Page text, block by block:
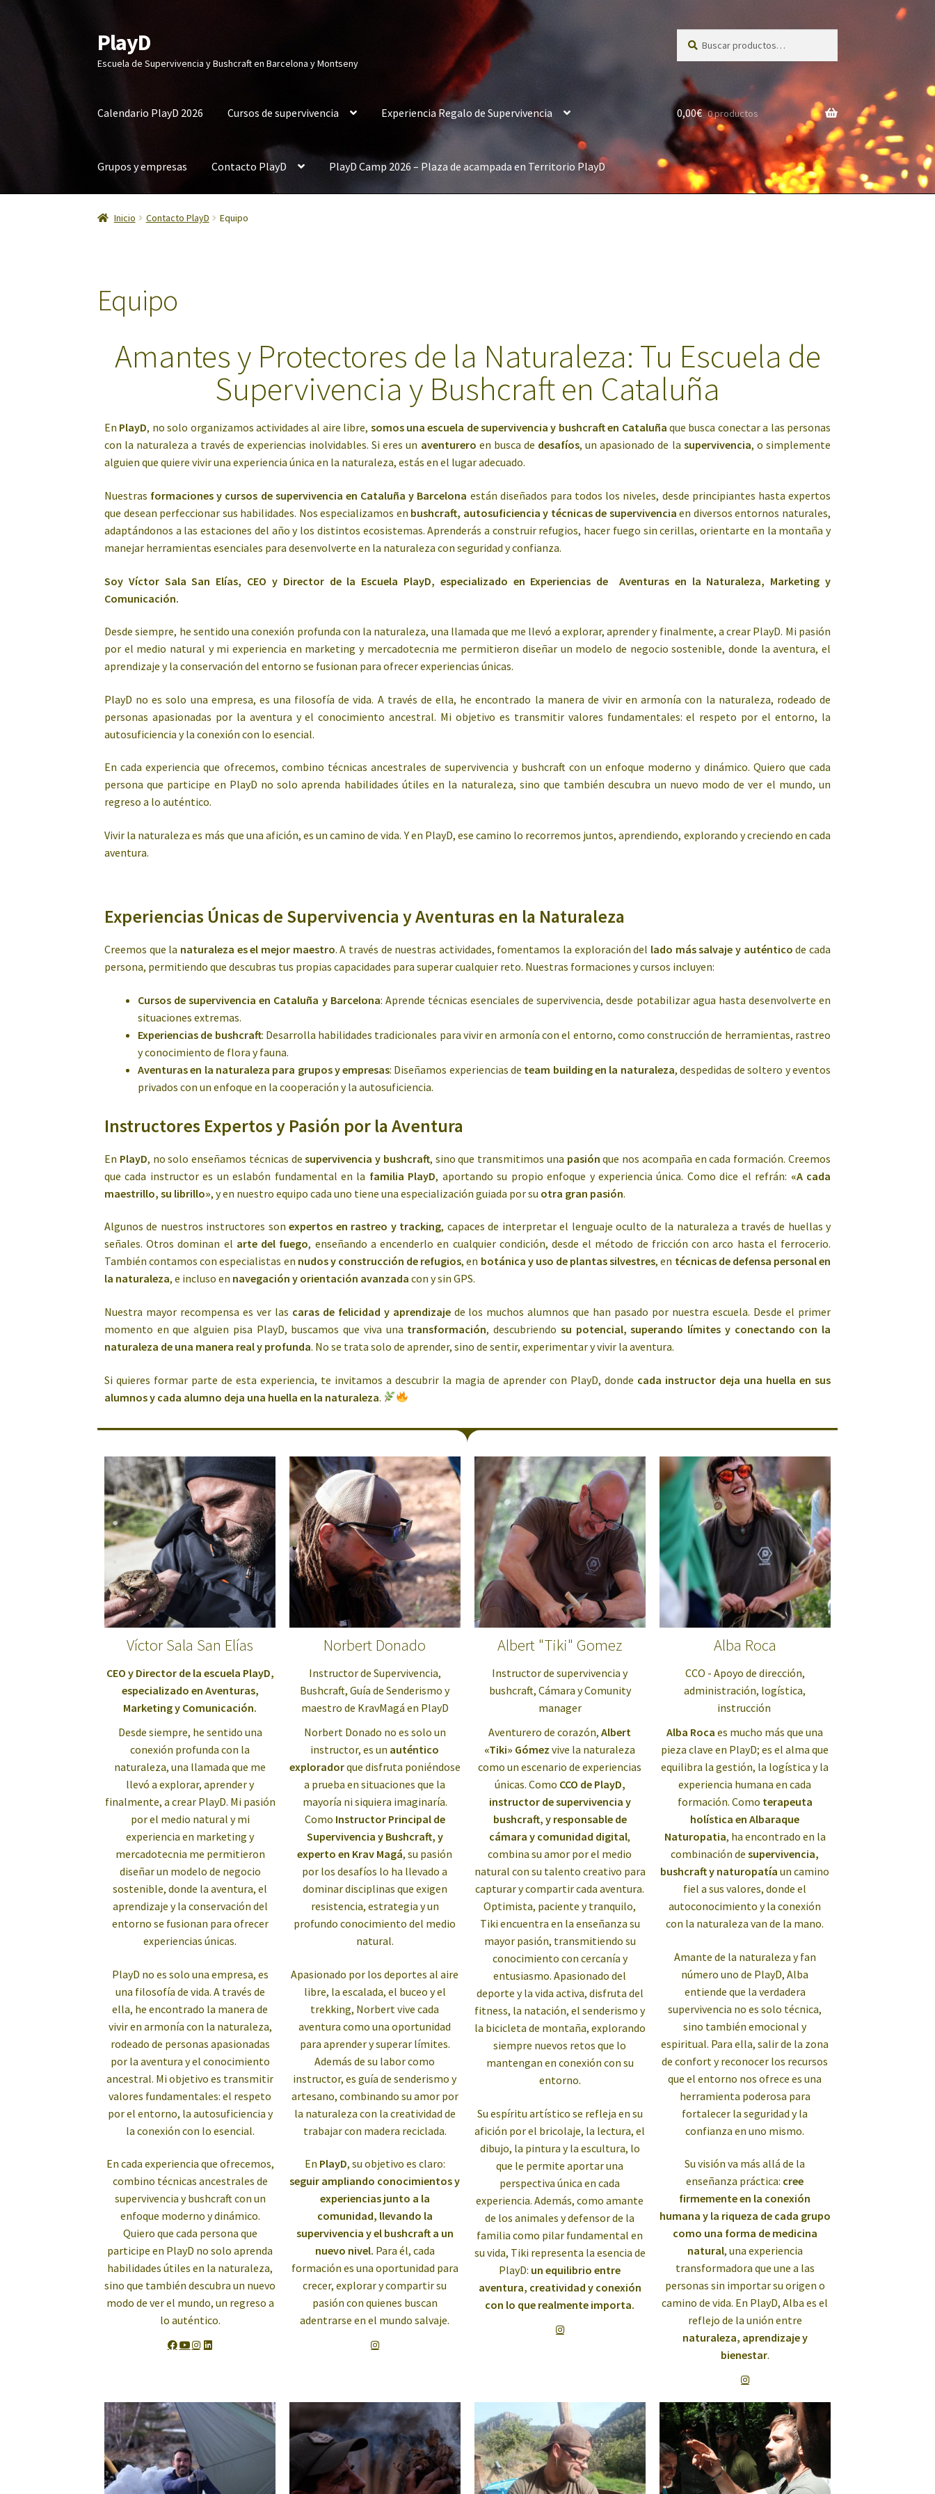
PlayD
Escuela de Supervivencia y Bushcraft en Barcelona y Montseny
Calendario PlayD 2026 Cursos de supervivencia Experiencia Regalo de Supervivencia
Grupos y empresas Contacto PlayD PlayD Camp 2026 – Plaza de acampada en Territorio PlayD
0,00€ 0 productos
Inicio Contacto PlayD Equipo
Equipo
Amantes y Protectores de la Naturaleza: Tu Escuela de
Supervivencia y Bushcraft en Cataluña
En PlayD, no solo organizamos actividades al aire libre, somos una escuela de supervivencia y bushcraft en Cataluña que busca conectar a las personas
con la naturaleza a través de experiencias inolvidables. Si eres un aventurero en busca de desafíos, un apasionado de la supervivencia, o simplemente
alguien que quiere vivir una experiencia única en la naturaleza, estás en el lugar adecuado.
Nuestras formaciones y cursos de supervivencia en Cataluña y Barcelona están diseñados para todos los niveles, desde principiantes hasta expertos
que desean perfeccionar sus habilidades. Nos especializamos en bushcraft, autosuficiencia y técnicas de supervivencia en diversos entornos naturales,
adaptándonos a las estaciones del año y los distintos ecosistemas. Aprenderás a construir refugios, hacer fuego sin cerillas, orientarte en la montaña y
manejar herramientas esenciales para desenvolverte en la naturaleza con seguridad y confianza.
Soy Víctor Sala San Elías, CEO y Director de la Escuela PlayD, especializado en Experiencias de Aventuras en la Naturaleza, Marketing y
Comunicación.
Desde siempre, he sentido una conexión profunda con la naturaleza, una llamada que me llevó a explorar, aprender y finalmente, a crear PlayD. Mi pasión
por el medio natural y mi experiencia en marketing y mercadotecnia me permitieron diseñar un modelo de negocio sostenible, donde la aventura, el
aprendizaje y la conservación del entorno se fusionan para ofrecer experiencias únicas.
PlayD no es solo una empresa, es una filosofía de vida. A través de ella, he encontrado la manera de vivir en armonía con la naturaleza, rodeado de
personas apasionadas por la aventura y el conocimiento ancestral. Mi objetivo es transmitir valores fundamentales: el respeto por el entorno, la
autosuficiencia y la conexión con lo esencial.
En cada experiencia que ofrecemos, combino técnicas ancestrales de supervivencia y bushcraft con un enfoque moderno y dinámico. Quiero que cada
persona que participe en PlayD no solo aprenda habilidades útiles en la naturaleza, sino que también descubra un nuevo modo de ver el mundo, un
regreso a lo auténtico.
Vivir la naturaleza es más que una afición, es un camino de vida. Y en PlayD, ese camino lo recorremos juntos, aprendiendo, explorando y creciendo en cada
aventura.
Experiencias Únicas de Supervivencia y Aventuras en la Naturaleza
Creemos que la naturaleza es el mejor maestro. A través de nuestras actividades, fomentamos la exploración del lado más salvaje y auténtico de cada
persona, permitiendo que descubras tus propias capacidades para superar cualquier reto. Nuestras formaciones y cursos incluyen:
Cursos de supervivencia en Cataluña y Barcelona: Aprende técnicas esenciales de supervivencia, desde potabilizar agua hasta desenvolverte en
situaciones extremas.
Experiencias de bushcraft: Desarrolla habilidades tradicionales para vivir en armonía con el entorno, como construcción de herramientas, rastreo
y conocimiento de flora y fauna.
Aventuras en la naturaleza para grupos y empresas: Diseñamos experiencias de team building en la naturaleza, despedidas de soltero y eventos
privados con un enfoque en la cooperación y la autosuficiencia.
Instructores Expertos y Pasión por la Aventura
En PlayD, no solo enseñamos técnicas desupervivencia y bushcraft, sino que transmitimos una pasión que nos acompaña en cada formación. Creemos
que cada instructor es un eslabón fundamental en la familia PlayD, aportando su propio enfoque y experiencia única. Como dice el refrán: «A cada
maestrillo, su librillo», y en nuestro equipo cada uno tiene una especialización guiada por su otra gran pasión.
Algunos de nuestros instructores sonexpertos en rastreo y tracking, capaces de interpretar el lenguaje oculto de la naturaleza a través de huellas y
señales. Otros dominan el arte del fuego, enseñando a encenderlo en cualquier condición, desde el método de fricción con arco hasta el ferrocerio.
También contamos con especialistas en nudos y construcción de refugios, en botánica y uso de plantas silvestres, en técnicas de defensa personal en
la naturaleza, e incluso en navegación y orientación avanzada con y sin GPS.
Nuestra mayor recompensa es ver las caras de felicidad y aprendizajede los muchos alumnos que han pasado por nuestra escuela. Desde el primer
momento en que alguien pisa PlayD, buscamos que viva una transformación, descubriendo su potencial, superando límites y conectando con la
naturaleza de una manera real y profunda. No se trata solo de aprender, sino de sentir, experimentar y vivir la aventura.
Si quieres formar parte de esta experiencia, te invitamos a descubrir la magia de aprender con PlayD, donde cada instructor deja una huella en sus
alumnos y cada alumno deja una huella en la naturaleza.
Víctor Sala San Elías
CEO y Director de la escuela PlayD,
especializado en Aventuras,
Marketing y Comunicación.
Desde siempre, he sentido una
conexión profunda con la
naturaleza, una llamada que me
llevó a explorar, aprender y
finalmente, a crear PlayD. Mi pasión
por el medio natural y mi
experiencia en marketing y
mercadotecnia me permitieron
diseñar un modelo de negocio
sostenible, donde la aventura, el
aprendizaje y la conservación del
entorno se fusionan para ofrecer
experiencias únicas.
PlayD no es solo una empresa, es
una filosofía de vida. A través de
ella, he encontrado la manera de
vivir en armonía con la naturaleza,
rodeado de personas apasionadas
por la aventura y el conocimiento
ancestral. Mi objetivo es transmitir
valores fundamentales: el respeto
por el entorno, la autosuficiencia y
la conexión con lo esencial.
En cada experiencia que ofrecemos,
combino técnicas ancestrales de
supervivencia y bushcraft con un
enfoque moderno y dinámico.
Quiero que cada persona que
participe en PlayD no solo aprenda
habilidades útiles en la naturaleza,
sino que también descubra un nuevo
modo de ver el mundo, un regreso a
lo auténtico.
Norbert Donado
Instructor de Supervivencia,
Bushcraft, Guía de Senderismo y
maestro de KravMagá en PlayD
Norbert Donado no es solo un
instructor, es un auténtico
exploradorque disfruta poniéndose
a prueba en situaciones que la
mayoría ni siquiera imaginaría.
Como Instructor Principal de
Supervivencia y Bushcraft, y
experto en Krav Magá, su pasión
por los desafíos lo ha llevado a
dominar disciplinas que exigen
resistencia, estrategia y un
profundo conocimiento del medio
natural.
Apasionado por los deportes al aire
libre, la escalada, el buceo y el
trekking, Norbert vive cada
aventura como una oportunidad
para aprender y superar límites.
Además de su labor como
instructor, es guía de senderismo y
artesano, combinando su amor por
la naturaleza con la creatividad de
trabajar con madera reciclada.
En PlayD, su objetivo es claro:
seguir ampliando conocimientos y
experiencias junto a la
comunidad, llevando la
supervivencia y el bushcraft a un
nuevo nivel. Para él, cada
formación es una oportunidad para
crecer, explorar y compartir su
pasión con quienes buscan
adentrarse en el mundo salvaje.
Albert "Tiki" Gomez
Instructor de supervivencia y
bushcraft, Cámara y Comunity
manager
Aventurero de corazón,Albert
«Tiki» Gómez vive la naturaleza
como un escenario de experiencias
únicas. Como CCO de PlayD,
instructor de supervivencia y
bushcraft, y responsable de
cámara y comunidad digital,
combina su amor por el medio
natural con su talento creativo para
capturar y compartir cada aventura.
Optimista, paciente y tranquilo,
Tiki encuentra en la enseñanza su
mayor pasión, transmitiendo su
conocimiento con cercanía y
entusiasmo. Apasionado del
deporte y la vida activa, disfruta del
fitness, la natación, el senderismo y
la bicicleta de montaña, explorando
siempre nuevos retos que lo
mantengan en conexión con su
entorno.
Su espíritu artístico se refleja en su
afición por el bricolaje, la lectura, el
dibujo, la pintura y la escultura, lo
que le permite aportar una
perspectiva única en cada
experiencia. Además, como amante
de los animales y defensor de la
familia como pilar fundamental en
su vida, Tiki representa la esencia de
PlayD: un equilibrio entre
aventura, creatividad y conexión
con lo que realmente importa.
Alba Roca
CCO - Apoyo de dirección,
administración, logística,
instrucción
Alba Roca es mucho más que una
pieza clave en PlayD; es el alma que
equilibra la gestión, la logística y la
experiencia humana en cada
formación. Como terapeuta
holística en Albaraque
Naturopatia, ha encontrado en la
combinación desupervivencia,
bushcraft y naturopatía un camino
fiel a sus valores, donde el
autoconocimiento y la conexión
con la naturaleza van de la mano.
Amante de la naturaleza y fan
número uno de PlayD, Alba
entiende que la verdadera
supervivencia no es solo técnica,
sino también emocional y
espiritual. Para ella, salir de la zona
de confort y reconocer los recursos
que el entorno nos ofrece es una
herramienta poderosa para
fortalecer la seguridad y la
confianza en uno mismo.
Su visión va más allá de la
enseñanza práctica: cree
firmemente en la conexión
humana y la riqueza de cada grupo
como una forma de medicina
natural, una experiencia
transformadora que une a las
personas sin importar su origen o
camino de vida. En PlayD, Alba es el
reflejo de la unión entre
naturaleza, aprendizaje y
bienestar.